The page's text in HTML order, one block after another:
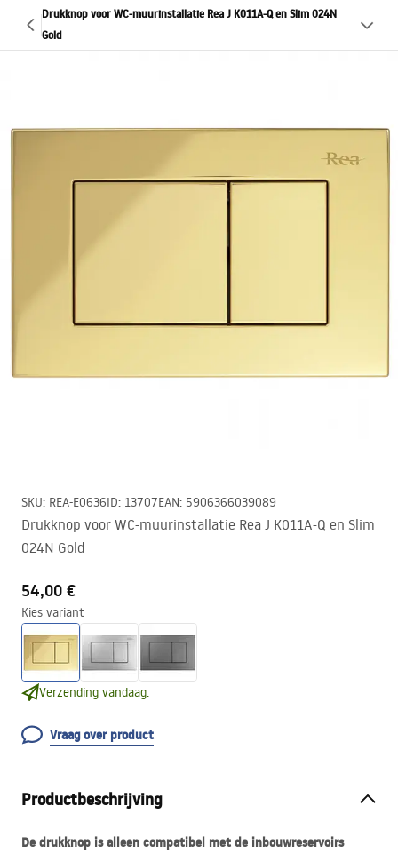
Drukknop voor WC-muurinstallatie Rea J K011A-Q en Slim 024N
Gold
SKU: REA-E0636ID: 13707EAN: 5906366039089
Drukknop voor WC-muurinstallatie Rea J K011A-Q en Slim
024N Gold
54,00 €
Kies variant
Verzending vandaag.
Vraag over product
Productbeschrijving
De drukknop is alleen compatibel met de inbouwreservoirs